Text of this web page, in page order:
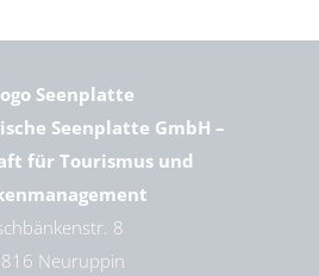
Seenplatte GmbH –
für Tourismus und
8
Neuruppin